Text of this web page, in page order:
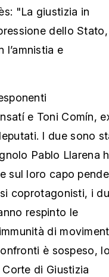
"La giustizia in
dello Stato,
l’amnistia e
e Toni Comín,
I due sono
Pablo Llarena
sul loro capo
coprotagonisti, i
respinto le
di
è sospeso, lo
di Giustizia